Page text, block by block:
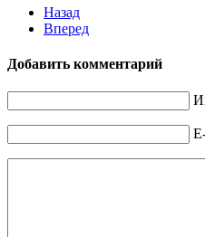
Назад
Вперед
Добавить комментарий